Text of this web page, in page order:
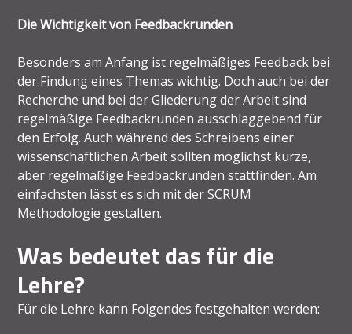
Die Wichtigkeit von Feedbackrunden
Besonders am Anfang ist regelmäßiges Feedback bei
der Findung eines Themas wichtig. Doch auch bei der
Recherche und bei der Gliederung der Arbeit sind
regelmäßige Feedbackrunden ausschlaggebend für
den Erfolg. Auch während des Schreibens einer
wissenschaftlichen Arbeit sollten möglichst kurze,
aber regelmäßige Feedbackrunden stattfinden. Am
einfachsten lässt es sich mit der SCRUM
Methodologie gestalten.
Was bedeutet das für die
Lehre?
Für die Lehre kann Folgendes festgehalten werden: